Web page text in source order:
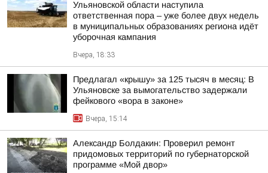
Ульяновской области наступила
ответственная пора – уже более двух недель
в муниципальных образованиях региона идёт
уборочная кампания
Вчера, 18:33
Предлагал «крышу» за 125 тысяч в месяц: В
Ульяновске за вымогательство задержали
фейкового «вора в законе»
Вчера, 15:14
Александр Болдакин: Проверил ремонт
придомовых территорий по губернаторской
программе «Мой двор»